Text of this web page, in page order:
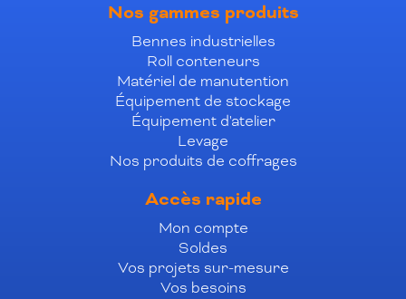
Nos gammes produits
Bennes industrielles
Roll conteneurs
Matériel de manutention
Équipement de stockage
Équipement d'atelier
Levage
Nos produits de coffrages
Accès rapide
Mon compte
Soldes
Vos projets sur-mesure
Vos besoins